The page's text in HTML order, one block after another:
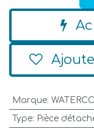
Marque:
Type: Pièce